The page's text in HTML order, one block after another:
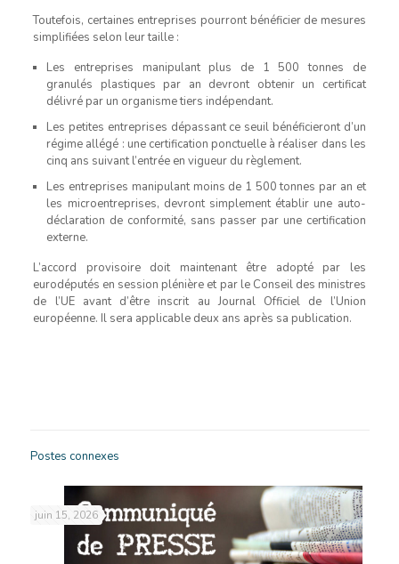
Toutefois, certaines entreprises pourront bénéficier de mesures
simplifiées selon leur taille :
Les entreprises manipulant plus de 1 500 tonnes de
granulés plastiques par an devront obtenir un certificat
délivré par un organisme tiers indépendant.
Les petites entreprises dépassant ce seuil bénéficieront d’un
régime allégé : une certification ponctuelle à réaliser dans les
cinq ans suivant l’entrée en vigueur du règlement.
Les entreprises manipulant moins de 1 500 tonnes par an et
les microentreprises, devront simplement établir une auto-
déclaration de conformité, sans passer par une certification
externe.
L’accord provisoire doit maintenant être adopté par les
eurodéputés en session plénière et par le Conseil des ministres
de l’UE avant d’être inscrit au Journal Officiel de l’Union
européenne. Il sera applicable deux ans après sa publication.
Postes connexes
juin 15, 2026